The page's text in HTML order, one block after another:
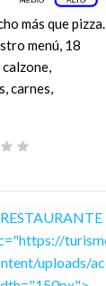
más que pizza.
menú, 18
carnes,